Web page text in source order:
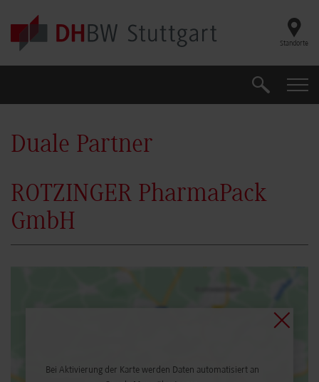
Skip to main content
Standorte
Suche
Duale Partner
ROTZINGER PharmaPack
GmbH
Bei Aktivierung der Karte werden Daten automatisiert an